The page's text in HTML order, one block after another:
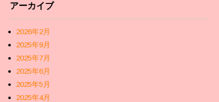
アーカイブ
2026年2月
2025年9月
2025年7月
2025年6月
2025年5月
2025年4月